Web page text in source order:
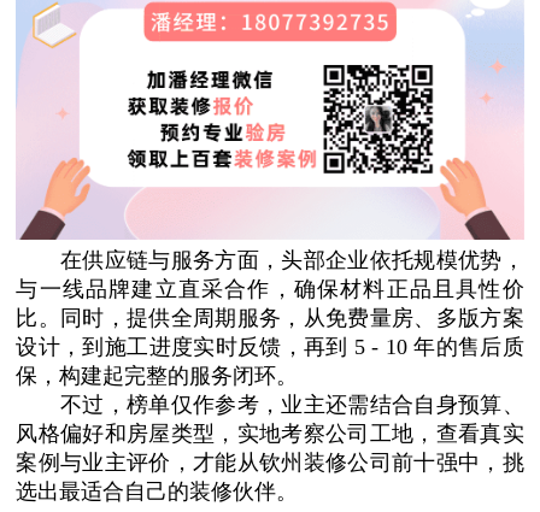
在供应链与服务方面，头部企业依托规模优势，
与一线品牌建立直采合作，确保材料正品且具性价
比。同时，提供全周期服务，从免费量房、多版方案
设计，到施工进度实时反馈，再到 5 - 10 年的售后质
保，构建起完整的服务闭环。
不过，榜单仅作参考，业主还需结合自身预算、
风格偏好和房屋类型，实地考察公司工地，查看真实
案例与业主评价，才能从钦州装修公司前十强中，挑
选出最适合自己的装修伙伴。